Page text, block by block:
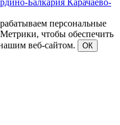
Балкария Карачаево-
персональные
чтобы обеспечить
веб-сайтом.
ОК